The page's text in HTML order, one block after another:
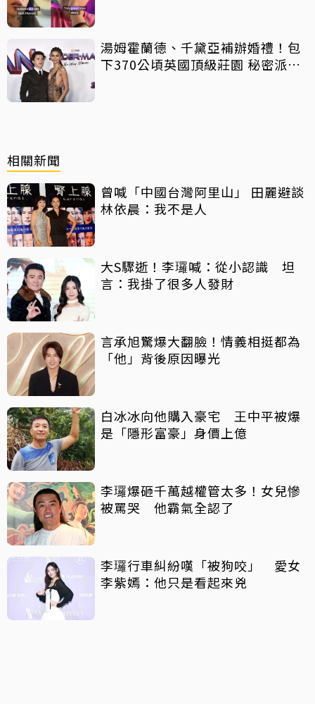
湯姆霍蘭德、千黛亞補辦婚禮！包
下370公頃英國頂級莊園 秘密派對
相關新聞
曾喊「中國台灣阿里山」 田麗避談
林依晨：我不是人
大S驟逝！李㼈喊：從小認識 坦
言：我掛了很多人發財
言承旭驚爆大翻臉！情義相挺都為
「他」背後原因曝光
白冰冰向他購入豪宅 王中平被爆
是「隱形富豪」身價上億
李㼈爆砸千萬越權管太多！女兒慘
被罵哭 他霸氣全認了
李㼈行車糾紛嘆「被狗咬」 愛女
李紫嫣：他只是看起來兇